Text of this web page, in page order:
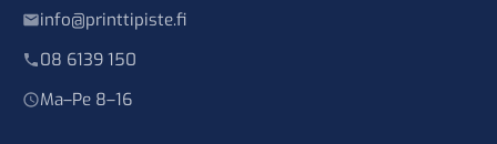
info@printtipiste.fi
08 6139 150
Ma–Pe 8–16